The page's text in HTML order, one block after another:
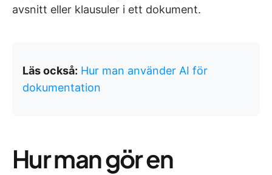
avsnitt eller klausuler i ett dokument.
Läs också: Hur man använder AI för
dokumentation
Hur man gör en